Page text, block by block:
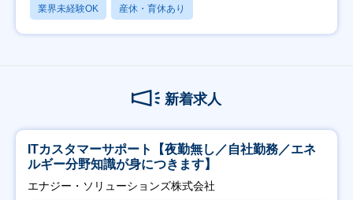
業界未経験OK 産休・育休あり
新着求人
ITカスタマーサポート【夜勤無し／自社勤務／エネ
ルギー分野知識が身につきます】
エナジー・ソリューションズ株式会社